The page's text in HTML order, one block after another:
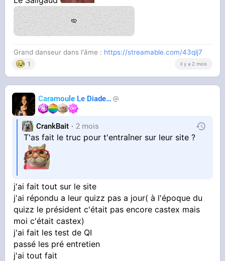
Grand danseur dans l'âme : https://streamable.com/43qlj7
1 il y a 2 mois
Caramoule Le Diadem
CrankBait 2 mois
T'as fait le truc pour t'entraîner sur leur site ?
j'ai fait tout sur le site
j'ai répondu a leur quizz pas a jour( à l'époque du
quizz le président c'était pas encore castex mais
moi c'était castex)
j'ai fait les test de QI
passé les pré entretien
j'ai tout fait